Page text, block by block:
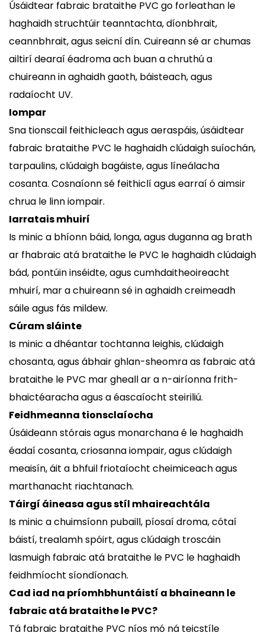
Úsáidtear fabraic brataithe PVC go forleathan le
haghaidh struchtúir teanntachta, díonbhrait,
ceannbhrait, agus seicní dín. Cuireann sé ar chumas
ailtirí dearaí éadroma ach buan a chruthú a
chuireann in aghaidh gaoth, báisteach, agus
radaíocht UV.
Iompar
Sna tionscail feithicleach agus aeraspáis, úsáidtear
fabraic brataithe PVC le haghaidh clúdaigh suíochán,
tarpaulins, clúdaigh bagáiste, agus líneálacha
cosanta. Cosnaíonn sé feithiclí agus earraí ó aimsir
chrua le linn iompair.
Iarratais mhuirí
Is minic a bhíonn báid, longa, agus duganna ag brath
ar fhabraic atá brataithe le PVC le haghaidh clúdaigh
bád, pontúin inséidte, agus cumhdaitheoireacht
mhuirí, mar a chuireann sé in aghaidh creimeadh
sáile agus fás mildew.
Cúram sláinte
Is minic a dhéantar tochtanna leighis, clúdaigh
chosanta, agus ábhair ghlan-sheomra as fabraic atá
brataithe le PVC mar gheall ar a n-airíonna frith-
bhaictéaracha agus a éascaíocht steiriliú.
Feidhmeanna tionsclaíocha
Úsáideann stórais agus monarchana é le haghaidh
éadaí cosanta, criosanna iompair, agus clúdaigh
meaisín, áit a bhfuil friotaíocht cheimiceach agus
marthanacht riachtanach.
Táirgí áineasa agus stíl mhaireachtála
Is minic a chuimsíonn pubaill, píosaí droma, cótaí
báistí, trealamh spóirt, agus clúdaigh troscáin
lasmuigh fabraic atá brataithe le PVC le haghaidh
feidhmíocht síondíonach.
Cad iad na príomhbhuntáistí a bhaineann le
fabraic atá brataithe le PVC?
Tá fabraic brataithe PVC níos mó ná teicstíle